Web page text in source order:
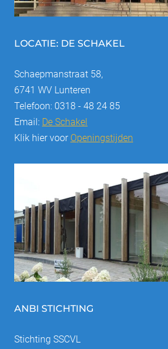
LOCATIE: DE SCHAKEL
Schaepmanstraat 58,
6741 WV Lunteren
Telefoon: 0318 - 48 24 85
Email: De Schakel
Klik hier voor Openingstijden
ANBI STICHTING
Stichting SSCVL